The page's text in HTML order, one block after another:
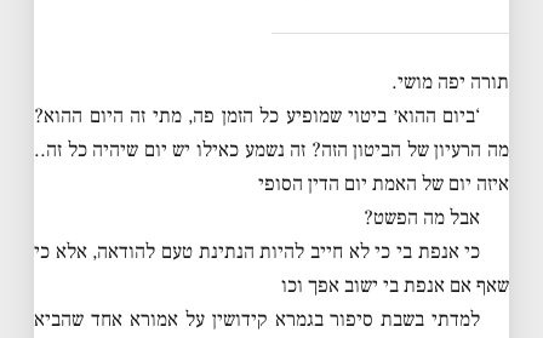
תורה יפה מושי.
‘ביום ההוא׳ ביטוי שמופיע כל הזמן פה, מתי זה היום ההוא?
מה הרעיון של הביטון הזה? זה נשמע כאילו יש יום שיהיה כל זה..
איזה יום של האמת יום הדין הסופי
אבל מה הפשט?
כי אנפת בי כי לא חייב להיות הנתינת טעם להודאה, אלא כי
שאף אם אנפת בי ישוב אפך וכו
למדתי בשבת סיפור בגמרא קידושין על אמורא אחד שהביא